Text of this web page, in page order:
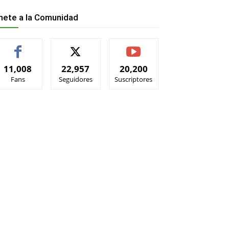
a la Comunidad
11,008
Fans
22,957
Seguidores
20,200
Suscriptores